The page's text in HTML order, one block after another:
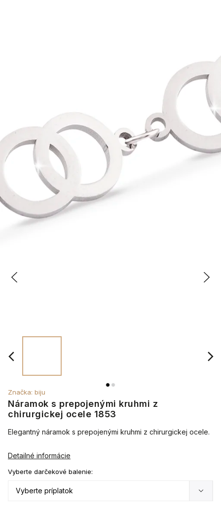
Náramok s prepojenými kruhmi z
chirurgickej ocele 1853
Značka: biju
Vyberte darčekové balenie:
Elegantný náramok s prepojenými kruhmi z chirurgickej ocele.
Detailné informácie